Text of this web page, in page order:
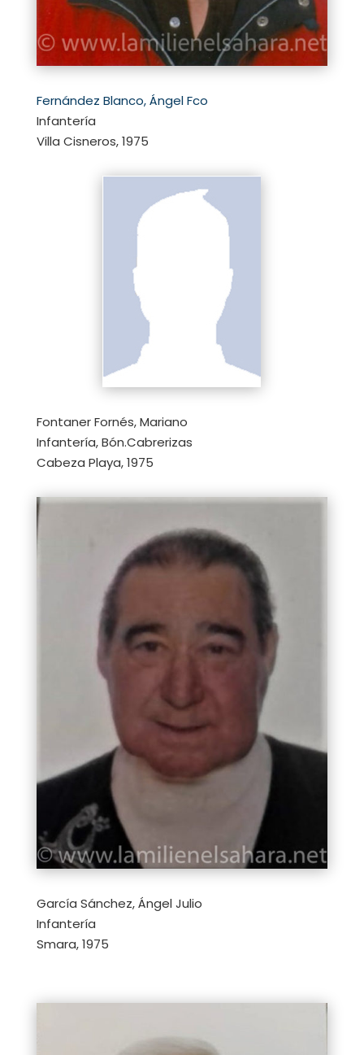
Fernández Blanco, Ángel Fco
Infantería
Villa Cisneros, 1975
Fontaner Fornés, Mariano
Infantería, Bón.Cabrerizas
Cabeza Playa, 1975
García Sánchez, Ángel Julio
Infantería
Smara, 1975